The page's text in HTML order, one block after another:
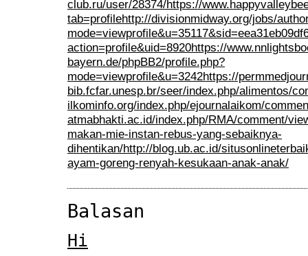
club.ru/user/28374/https://
tab=profilehttp://divisionmidway.org/jobs/
action=profile&uid=8920https://
bayern.de/phpBB2/profile.php?
mode=viewprofile&u=3242https://
bib.fcfar.unesp.br/seer/index.php/alimentos/
ilkominfo.org/index.php/ejournalaikom/
atmabhakti.ac.id/index.php/RMA/comment/
makan-mie-instan-rebus-yang-sebaiknya-
dihentikan/http://blog.ub.ac.id/
ayam-goreng-renyah-kesukaan-anak-anak/
Balasan
Hi